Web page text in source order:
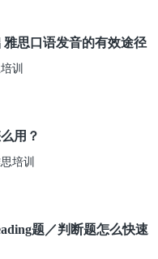
思口语发音的有效途径
训
用？
培训
题／判断题怎么快速